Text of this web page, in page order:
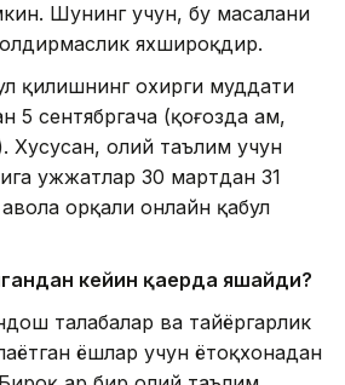
Шунинг учун, бу масалани
яхшироқдир.
қилишнинг охирги муддати
5 сентябргача (қоғозда ҳам,
Хусусан, олий таълим учун
ҳужжатлар 30 мартдан 31
орқали онлайн қабул
кейин қаерда яшайди?
талабалар ва тайёргарлик
ёшлар учун ётоқхонадан